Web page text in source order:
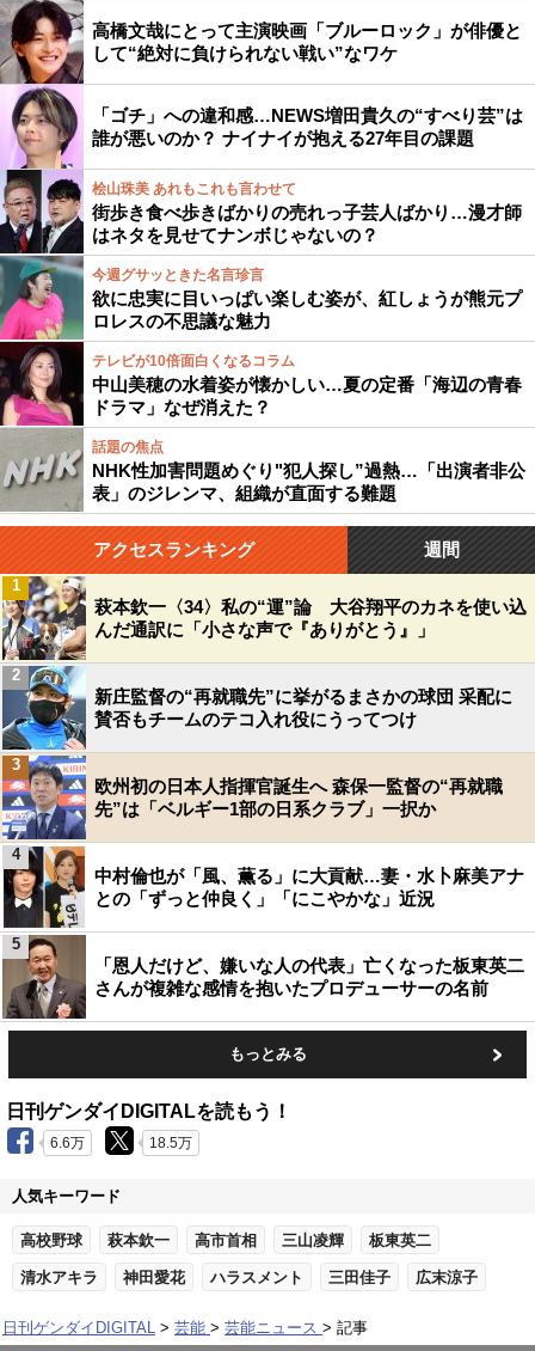
高橋文哉にとって主演映画「ブルーロック」が俳優と
して“絶対に負けられない戦い”なワケ
「ゴチ」への違和感…NEWS増田貴久の“すべり芸”は
誰が悪いのか？ ナイナイが抱える27年目の課題
桧山珠美 あれもこれも言わせて
街歩き食べ歩きばかりの売れっ子芸人ばかり…漫才師
はネタを見せてナンボじゃないの？
今週グサッときた名言珍言
欲に忠実に目いっぱい楽しむ姿が、紅しょうが熊元プ
ロレスの不思議な魅力
テレビが10倍面白くなるコラム
中山美穂の水着姿が懐かしい…夏の定番「海辺の青春
ドラマ」なぜ消えた？
話題の焦点
NHK性加害問題めぐり"犯人探し”過熱…「出演者非公
表」のジレンマ、組織が直面する難題
アクセスランキング 週間
萩本欽一〈34〉私の“運”論 大谷翔平のカネを使い込
んだ通訳に「小さな声で『ありがとう』」
1
新庄監督の“再就職先”に挙がるまさかの球団 采配に
賛否もチームのテコ入れ役にうってつけ
2
欧州初の日本人指揮官誕生へ 森保一監督の“再就職
先”は「ベルギー1部の日系クラブ」一択か
3
中村倫也が「風、薫る」に大貢献…妻・水卜麻美アナ
との「ずっと仲良く」「にこやかな」近況
4
「恩人だけど、嫌いな人の代表」亡くなった板東英二
さんが複雑な感情を抱いたプロデューサーの名前
5
もっとみる
日刊ゲンダイDIGITALを読もう！
6.6万 18.5万
人気キーワード
高校野球 萩本欽一 高市首相 三山凌輝 板東英二
清水アキラ 神田愛花 ハラスメント 三田佳子 広末涼子
日刊ゲンダイDIGITAL 芸能 芸能ニュース 記事